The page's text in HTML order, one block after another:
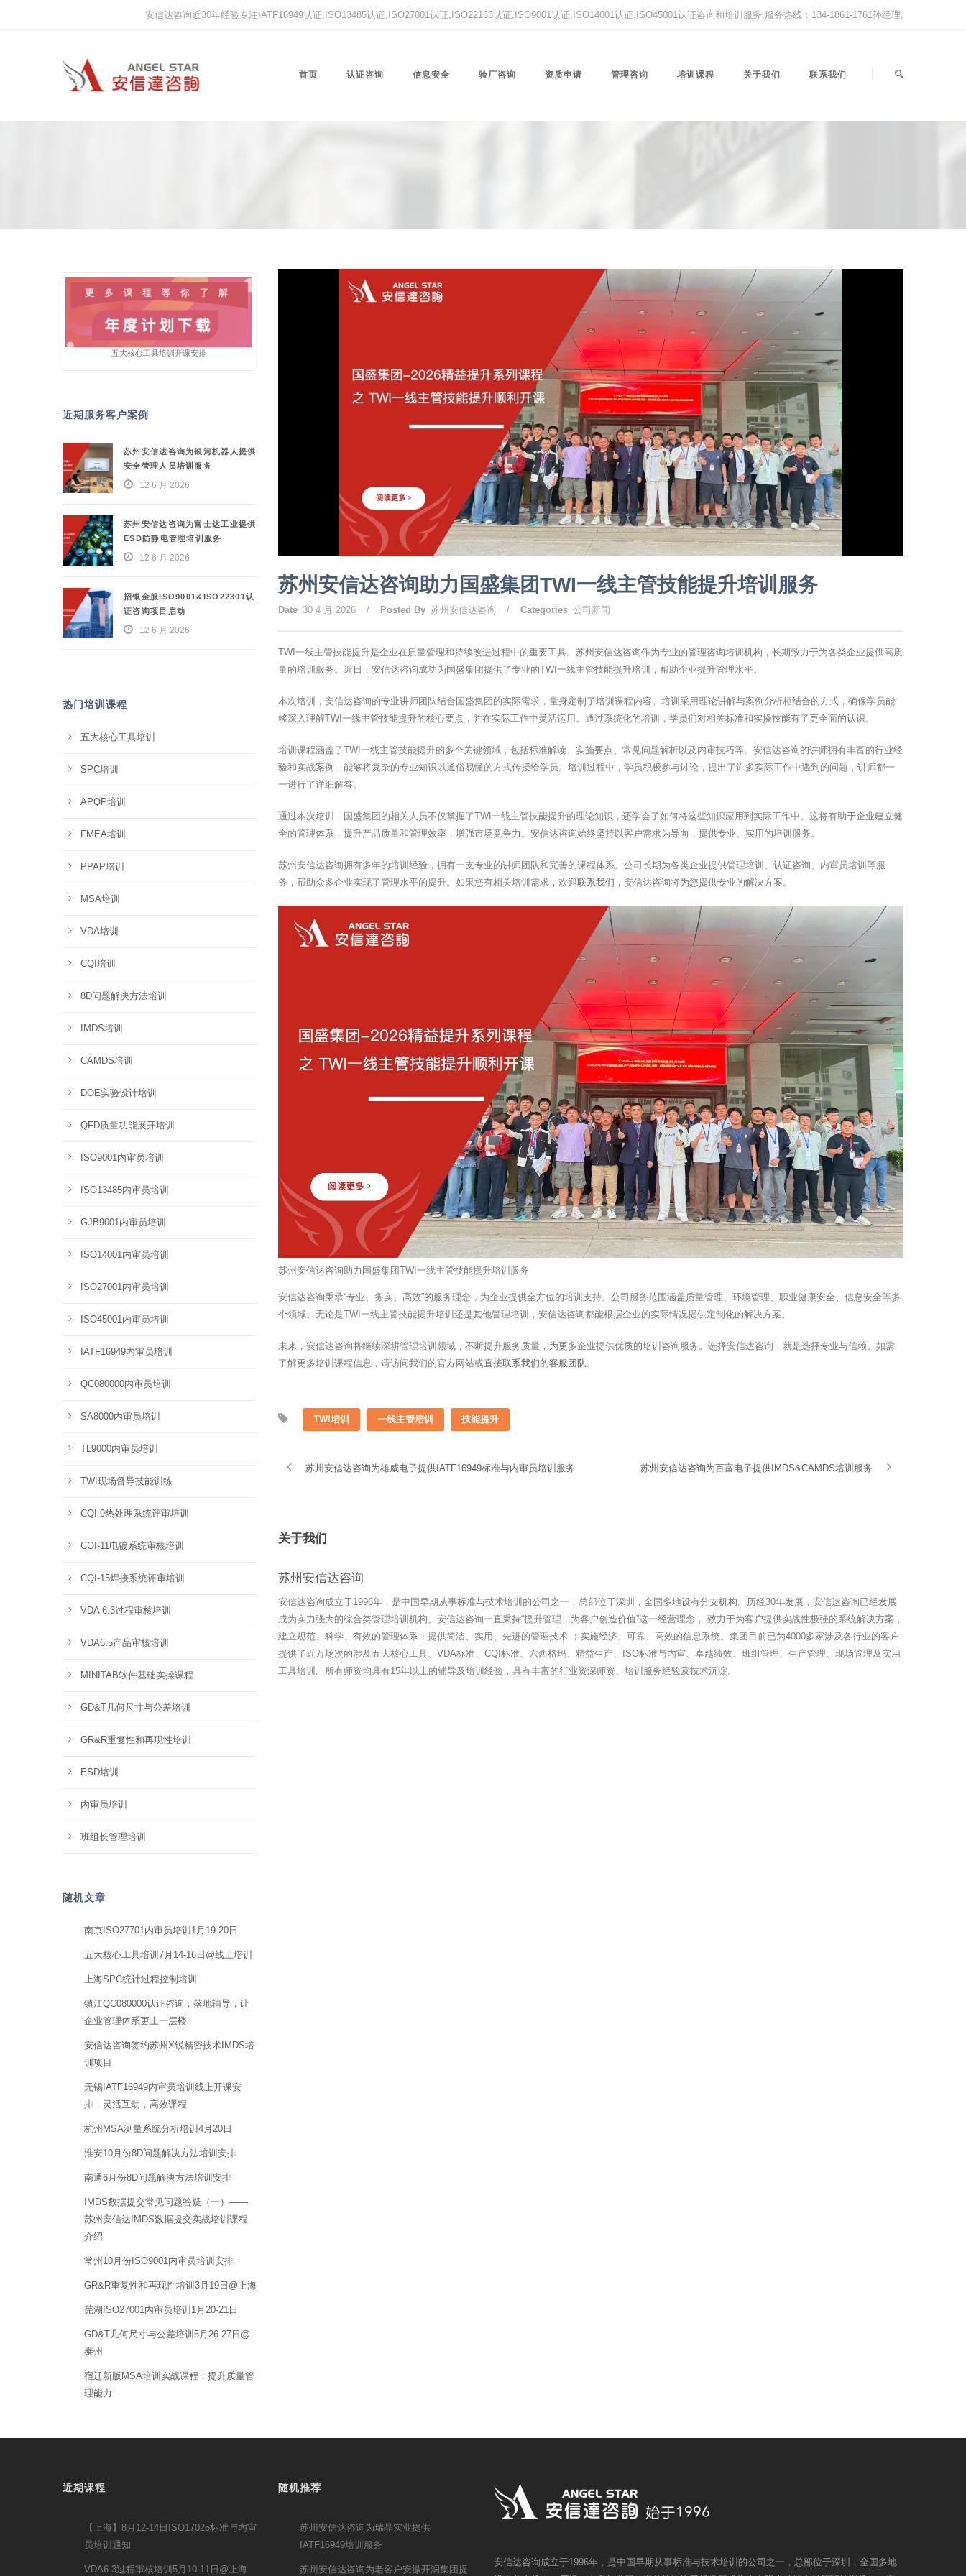
安信达咨询近30年经验专注IATF16949认证,ISO13485认证,ISO27001认证,ISO22163认证,ISO9001认证,ISO14001认证,ISO45001认证咨询和培训服务.服务热线：134-1861-1761孙经理.
首页 认证咨询 信息安全 验厂咨询 资质申请 管理咨询 培训课程 关于我们 联系我们
苏州安信达咨询助力国盛集团TWI一线主管技能提升培训服务
Date 30 4 月 2026 / Posted By 苏州安信达咨询 / Categories 公司新闻
TWI一线主管技能提升是企业在质量管理和持续改进过程中的重要工具。苏州安信达咨询作为专业的管理咨询培训机构，长期致力于为各类企业提供高质
量的培训服务。近日，安信达咨询成功为国盛集团提供了专业的TWI一线主管技能提升培训，帮助企业提升管理水平。
本次培训，安信达咨询的专业讲师团队结合国盛集团的实际需求，量身定制了培训课程内容。培训采用理论讲解与案例分析相结合的方式，确保学员能
够深入理解TWI一线主管技能提升的核心要点，并在实际工作中灵活运用。通过系统化的培训，学员们对相关标准和实操技能有了更全面的认识。
培训课程涵盖了TWI一线主管技能提升的多个关键领域，包括标准解读、实施要点、常见问题解析以及内审技巧等。安信达咨询的讲师拥有丰富的行业经
验和实战案例，能够将复杂的专业知识以通俗易懂的方式传授给学员。培训过程中，学员积极参与讨论，提出了许多实际工作中遇到的问题，讲师都一
一进行了详细解答。
通过本次培训，国盛集团的相关人员不仅掌握了TWI一线主管技能提升的理论知识，还学会了如何将这些知识应用到实际工作中。这将有助于企业建立健
全的管理体系，提升产品质量和管理效率，增强市场竞争力。安信达咨询始终坚持以客户需求为导向，提供专业、实用的培训服务。
苏州安信达咨询拥有多年的培训经验，拥有一支专业的讲师团队和完善的课程体系。公司长期为各类企业提供管理培训、认证咨询、内审员培训等服
务，帮助众多企业实现了管理水平的提升。如果您有相关培训需求，欢迎联系我们 ，安信达咨询将为您提供专业的解决方案。
苏州安信达咨询助力国盛集团TWI一线主管技能提升培训服务
安信达咨询秉承“专业、务实、高效”的服务理念，为企业提供全方位的培训支持。公司服务范围涵盖质量管理、环境管理、职业健康安全、信息安全等多
个领域。无论是TWI一线主管技能提升培训还是其他管理培训，安信达咨询都能根据企业的实际情况提供定制化的解决方案。
未来，安信达咨询将继续深耕管理培训领域，不断提升服务质量，为更多企业提供优质的培训咨询服务。选择安信达咨询，就是选择专业与信赖。如需
了解更多培训课程信息，请访问我们的官方网站或直接联系我们的客服团队。
TWI培训 一线主管培训 技能提升
苏州安信达咨询为雄威电子提供IATF16949标准与内审员培训服务 苏州安信达咨询为百富电子提供IMDS&CAMDS培训服务
关于我们
苏州安信达咨询
安信达咨询成立于1996年，是中国早期从事标准与技术培训的公司之一，总部位于深圳，全国多地设有分支机构。历经30年发展，安信达咨询已经发展
成为实力强大的综合类管理培训机构。安信达咨询一直秉持“提升管理，为客户创造价值”这一经营理念， 致力于为客户提供实战性极强的系统解决方案，
建立规范、科学、有效的管理体系；提供简洁、实用、先进的管理技术 ；实施经济、可靠、高效的信息系统。集团目前已为4000多家涉及各行业的客户
提供了近万场次的涉及五大核心工具、VDA标准、CQI标准、六西格玛、精益生产、ISO标准与内审、卓越绩效、班组管理、生产管理、现场管理及实用
工具培训。所有师资均具有15年以上的辅导及培训经验，具有丰富的行业资深师资、培训服务经验及技术沉淀。
五大核心工具培训开课安排
近期服务客户案例
苏州安信达咨询为银河机器人提供
安全管理人员培训服务
12 6 月 2026
苏州安信达咨询为富士达工业提供
ESD防静电管理培训服务
12 6 月 2026
招银金服ISO9001&ISO22301认
证咨询项目启动
12 6 月 2026
热门培训课程
五大核心工具培训
SPC培训
APQP培训
FMEA培训
PPAP培训
MSA培训
VDA培训
CQI培训
8D问题解决方法培训
IMDS培训
CAMDS培训
DOE实验设计培训
QFD质量功能展开培训
ISO9001内审员培训
ISO13485内审员培训
GJB9001内审员培训
ISO14001内审员培训
ISO27001内审员培训
ISO45001内审员培训
IATF16949内审员培训
QC080000内审员培训
SA8000内审员培训
TL9000内审员培训
TWI现场督导技能训练
CQI-9热处理系统评审培训
CQI-11电镀系统审核培训
CQI-15焊接系统评审培训
VDA 6.3过程审核培训
VDA6.5产品审核培训
MINITAB软件基础实操课程
GD&T几何尺寸与公差培训
GR&R重复性和再现性培训
ESD培训
内审员培训
班组长管理培训
随机文章
南京ISO27701内审员培训1月19-20日
五大核心工具培训7月14-16日@线上培训
上海SPC统计过程控制培训
镇江QC080000认证咨询，落地辅导，让
企业管理体系更上一层楼
安信达咨询签约苏州X锐精密技术IMDS培
训项目
无锡IATF16949内审员培训线上开课安
排，灵活互动，高效课程
杭州MSA测量系统分析培训4月20日
淮安10月份8D问题解决方法培训安排
南通6月份8D问题解决方法培训安排
IMDS数据提交常见问题答疑（一）——
苏州安信达IMDS数据提交实战培训课程
介绍
常州10月份ISO9001内审员培训安排
GR&R重复性和再现性培训3月19日@上海
芜湖ISO27001内审员培训1月20-21日
GD&T几何尺寸与公差培训5月26-27日@
泰州
宿迁新版MSA培训实战课程：提升质量管
理能力
近期课程
【上海】8月12-14日ISO17025标准与内审
员培训通知
VDA6.3过程审核培训5月10-11日@上海
随机推荐
苏州安信达咨询为瑞晶实业提供
IATF16949培训服务
苏州安信达咨询为老客户安徽开润集团提
安信达咨询成立于1996年，是中国早期从事标准与技术培训的公司之一，总部位于深圳，全国多地